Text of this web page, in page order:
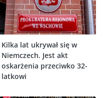
Kilka lat ukrywał się w
Niemczech. Jest akt
oskarżenia przeciwko 32-
latkowi